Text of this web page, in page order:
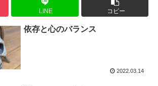
LINE コピー
依存と心のバランス
2022.03.14